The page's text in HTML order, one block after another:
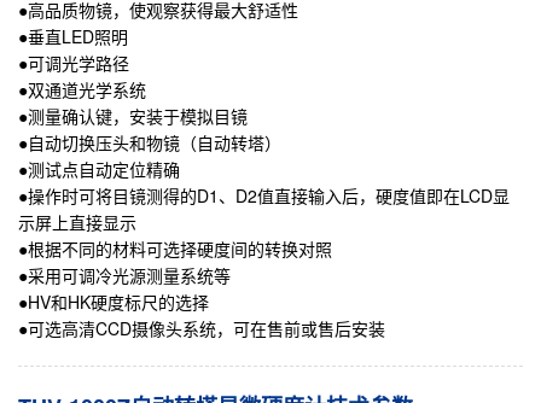
●高品质物镜，使观察获得最大舒适性
●垂直LED照明
●可调光学路径
●双通道光学系统
●测量确认键，安装于模拟目镜
●自动切换压头和物镜（自动转塔）
●测试点自动定位精确
●操作时可将目镜测得的D1、D2值直接输入后，硬度值即在LCD显
示屏上直接显示
●根据不同的材料可选择硬度间的转换对照
●采用可调冷光源测量系统等
●HV和HK硬度标尺的选择
●可选高清CCD摄像头系统，可在售前或售后安装